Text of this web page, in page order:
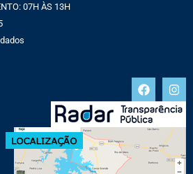
07H ÀS 13H